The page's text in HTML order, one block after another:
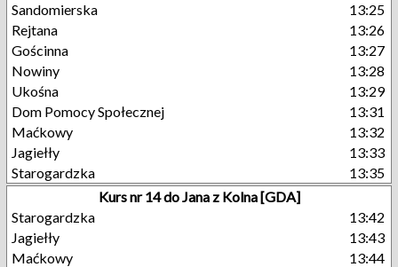
Sandomierska
13:25
Rejtana
13:26
Gościnna
13:27
Nowiny
13:28
Ukośna
13:29
Dom Pomocy Społecznej
13:31
Maćkowy
13:32
Jagiełły
13:33
Starogardzka
13:35
Kurs nr 14 do Jana z Kolna [GDA]
Starogardzka
13:42
Jagiełły
13:43
Maćkowy
13:44